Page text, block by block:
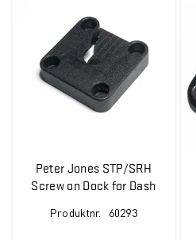
Peter Jones STP/SRH
Screw on Dock for Dash
Produktnr. 60293